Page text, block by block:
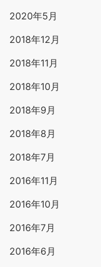
2020年5月
2018年12月
2018年11月
2018年10月
2018年9月
2018年8月
2018年7月
2016年11月
2016年10月
2016年7月
2016年6月